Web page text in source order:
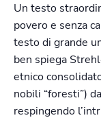
Un testo
povero e senza
testo di grande
ben spiega
etnico
nobili “foresti”)
respingendo